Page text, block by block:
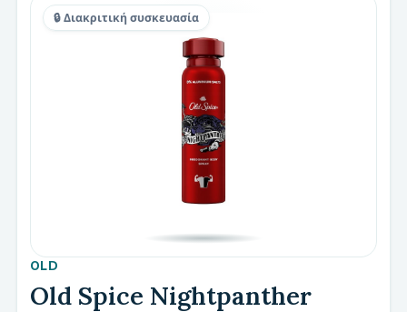
🔒 Διακριτική συσκευασία
OLD
Old Spice Nightpanther